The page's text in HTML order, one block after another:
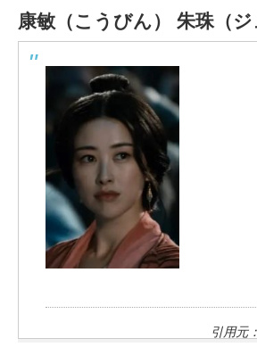
康敏（こうびん） 朱珠（ジ
引用元：